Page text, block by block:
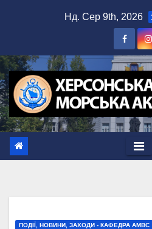
Нд. Сер 9th, 2026
ПОДІЇ, НОВИНИ, ЗАХОДИ - КАФЕДРА АМВС